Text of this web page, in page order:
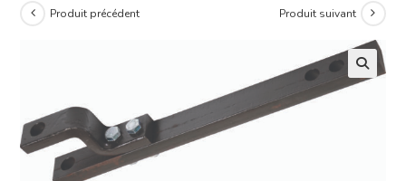
Produit précédent Produit suivant